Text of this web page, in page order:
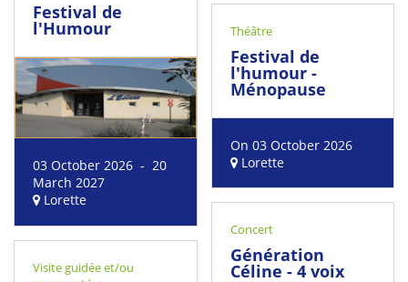
Festival de
l'Humour
03 October 2026 - 20
March 2027
Lorette
Théâtre
Festival de
l'humour -
Ménopause
On 03 October 2026
Lorette
Concert
Génération
Céline - 4 voix
Visite guidée et/ou